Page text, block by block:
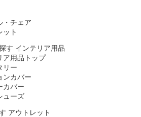
・チェア
ット
インテリア用品
ア用品トップ
リー
ンカバー
カバー
ューズ
アウトレット